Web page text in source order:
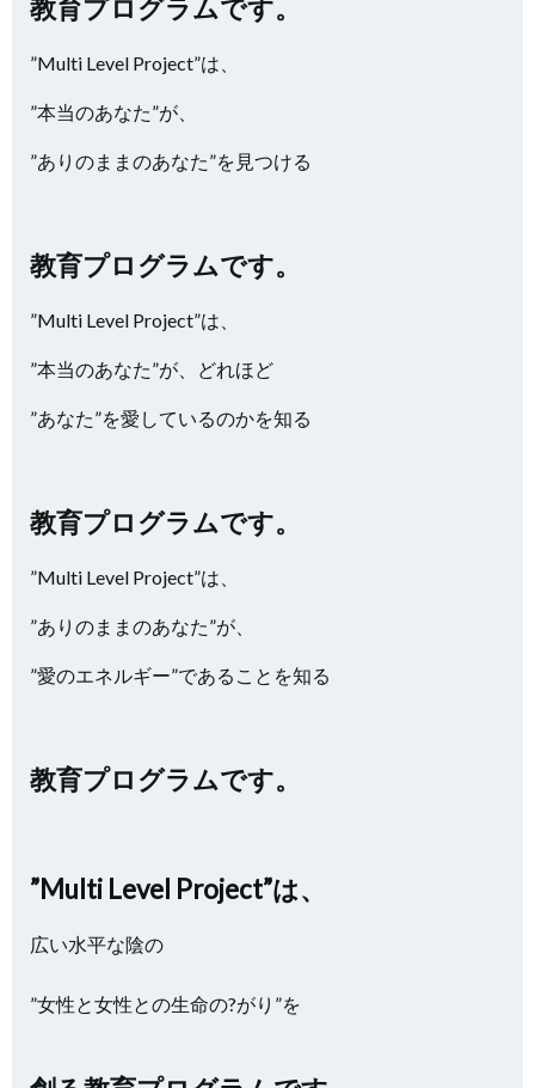
教育プログラムです。
”Multi Level Project”は、
”本当のあなた”が、
”ありのままのあなた”を見つける
教育プログラムです。
”Multi Level Project”は、
”本当のあなた”が、どれほど
”あなた”を愛しているのかを知る
教育プログラムです。
”Multi Level Project”は、
”ありのままのあなた”が、
”愛のエネルギー”であることを知る
教育プログラムです。
”Multi Level Project”は、
広い水平な陰の
”女性と女性との生命の?がり”を